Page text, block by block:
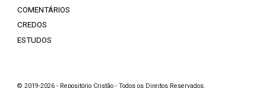
COMENTÁRIOS
CREDOS
ESTUDOS
© 2019-2026 - Repositório Cristão - Todos os Direitos Reservados.